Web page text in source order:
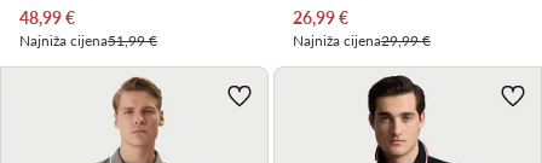
Trenutna cijena
48,99€
Najniža cijena51,99 €
Trenutna cijena
26,99€
Najniža cijena29,99 €